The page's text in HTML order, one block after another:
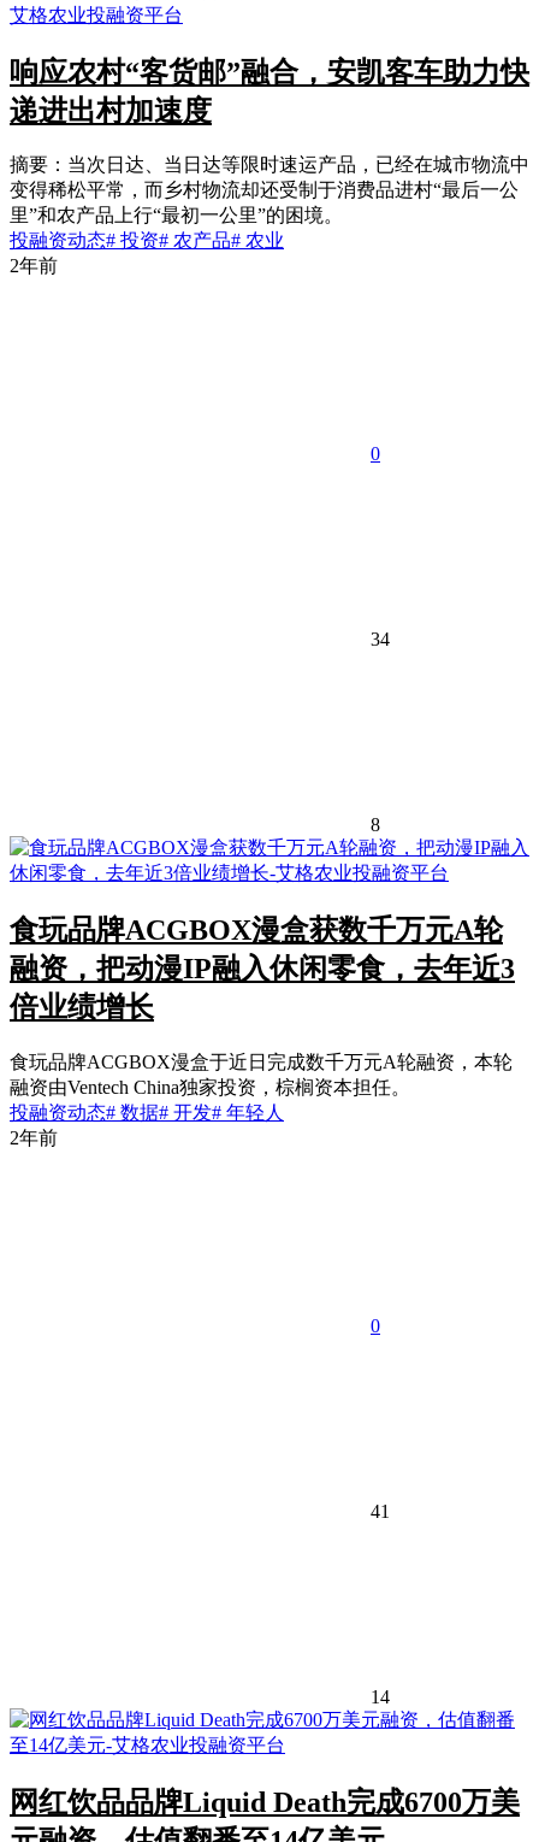
响应农村“客货邮”融合，安凯客车助力快
递进出村加速度
摘要：当次日达、当日达等限时速运产品，已经在城市物流中
变得稀松平常，而乡村物流却还受制于消费品进村“最后一公
里”和农产品上行“最初一公里”的困境。
投融资动态# 投资# 农产品# 农业
2年前
0
34
8
食玩品牌ACGBOX漫盒获数千万元A轮
融资，把动漫IP融入休闲零食，去年近3
倍业绩增长
食玩品牌ACGBOX漫盒于近日完成数千万元A轮融资，本轮
融资由Ventech China独家投资，棕榈资本担任。
投融资动态# 数据# 开发# 年轻人
2年前
0
41
14
网红饮品品牌Liquid Death完成6700万美